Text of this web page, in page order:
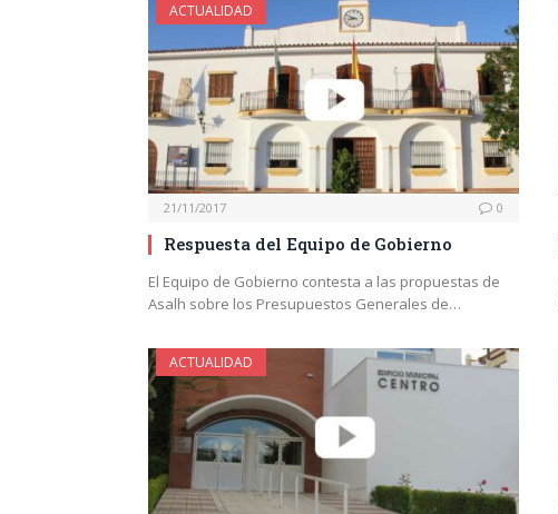
ACTUALIDAD
21/11/2017 0
Respuesta del Equipo de Gobierno
El Equipo de Gobierno contesta a las propuestas de
Asalh sobre los Presupuestos Generales de…
ACTUALIDAD